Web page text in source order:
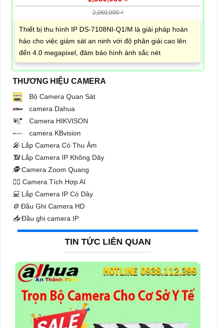
2,060,000 ₫
Thiết bị thu hình IP DS-7108NI-Q1/M là giải pháp hoàn
hảo cho việc giám sát an ninh với độ phân giải cao lên
đến 4.0 megapixel, đảm bảo hình ảnh sắc nét
THƯƠNG HIỆU CAMERA
Bộ Camera Quan Sát
camera Dahua
Camera HIKVISON
camera KBvision
️🎤️ Lắp Camera Có Thu Âm
📶Lắp Camera IP Không Dây
🕵️Camera Zoom Quang
🧛‍♀️ Camera Tích Hợp AI
💻 Lắp Camera IP Có Dây
⚙️ Đầu Ghi Camera HD
📥Đầu ghi camera IP
TIN TỨC LIÊN QUAN